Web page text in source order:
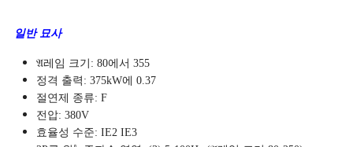
일반 묘사
𝔄레임 크기: 80에서 355
정격 출력: 375kW에 0.37
절연제 종류: F
전압: 380V
효율성 수준: IE2 IE3